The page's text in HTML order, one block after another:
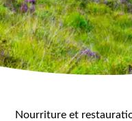
Nourriture et